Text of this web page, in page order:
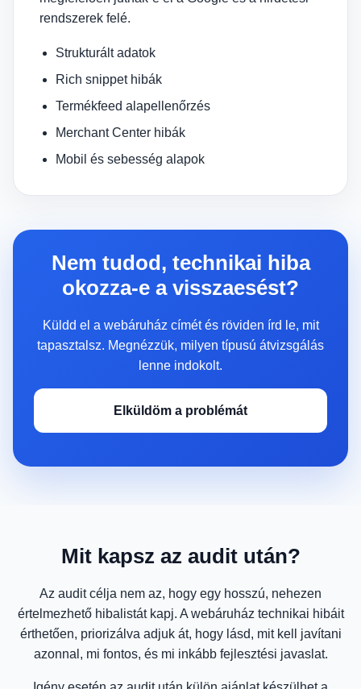
rendszerek felé.
Strukturált adatok
Rich snippet hibák
Termékfeed alapellenőrzés
Merchant Center hibák
Mobil és sebesség alapok
Nem tudod, technikai hiba
okozza-e a visszaesést?
Küldd el a webáruház címét és röviden írd le, mit
tapasztalsz. Megnézzük, milyen típusú átvizsgálás
lenne indokolt.
Elküldöm a problémát
Mit kapsz az audit után?
Az audit célja nem az, hogy egy hosszú, nehezen
értelmezhető hibalistát kapj. A webáruház technikai hibáit
érthetően, priorizálva adjuk át, hogy lásd, mit kell javítani
azonnal, mi fontos, és mi inkább fejlesztési javaslat.